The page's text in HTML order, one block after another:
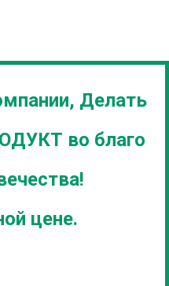
Делать
во благо
цене.